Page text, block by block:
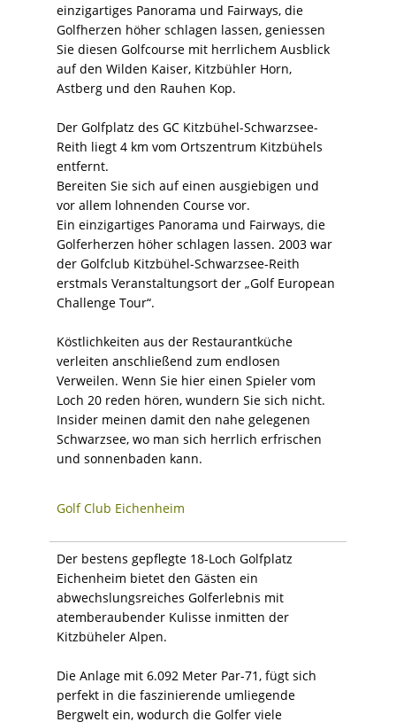
einzigartiges Panorama und Fairways, die
Golfherzen höher schlagen lassen, geniessen
Sie diesen Golfcourse mit herrlichem Ausblick
auf den Wilden Kaiser, Kitzbühler Horn,
Astberg und den Rauhen Kop.
Der Golfplatz des GC Kitzbühel-Schwarzsee-
Reith liegt 4 km vom Ortszentrum Kitzbühels
entfernt.
Bereiten Sie sich auf einen ausgiebigen und
vor allem lohnenden Course vor.
Ein einzigartiges Panorama und Fairways, die
Golferherzen höher schlagen lassen. 2003 war
der Golfclub Kitzbühel-Schwarzsee-Reith
erstmals Veranstaltungsort der „Golf European
Challenge Tour“.
Köstlichkeiten aus der Restaurantküche
verleiten anschließend zum endlosen
Verweilen. Wenn Sie hier einen Spieler vom
Loch 20 reden hören, wundern Sie sich nicht.
Insider meinen damit den nahe gelegenen
Schwarzsee, wo man sich herrlich erfrischen
und sonnenbaden kann.
Golf Club Eichenheim
Der bestens gepflegte 18-Loch Golfplatz
Eichenheim bietet den Gästen ein
abwechslungsreiches Golferlebnis mit
atemberaubender Kulisse inmitten der
Kitzbüheler Alpen.
Die Anlage mit 6.092 Meter Par-71, fügt sich
perfekt in die faszinierende umliegende
Bergwelt ein, wodurch die Golfer viele